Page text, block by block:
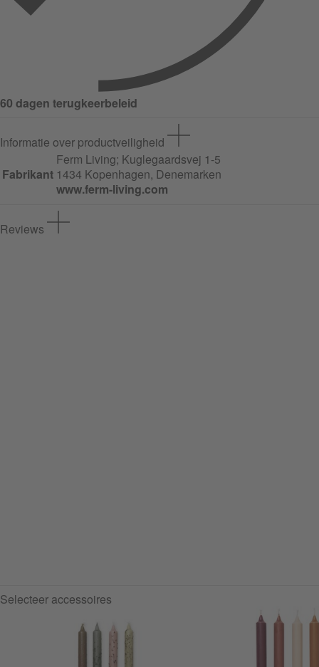
60 dagen terugkeerbeleid
Informatie over productveiligheid
Fabrikant
Ferm Living; Kuglegaardsvej 1-5
1434 Kopenhagen, Denemarken
www.ferm-living.com
Reviews
Selecteer accessoires